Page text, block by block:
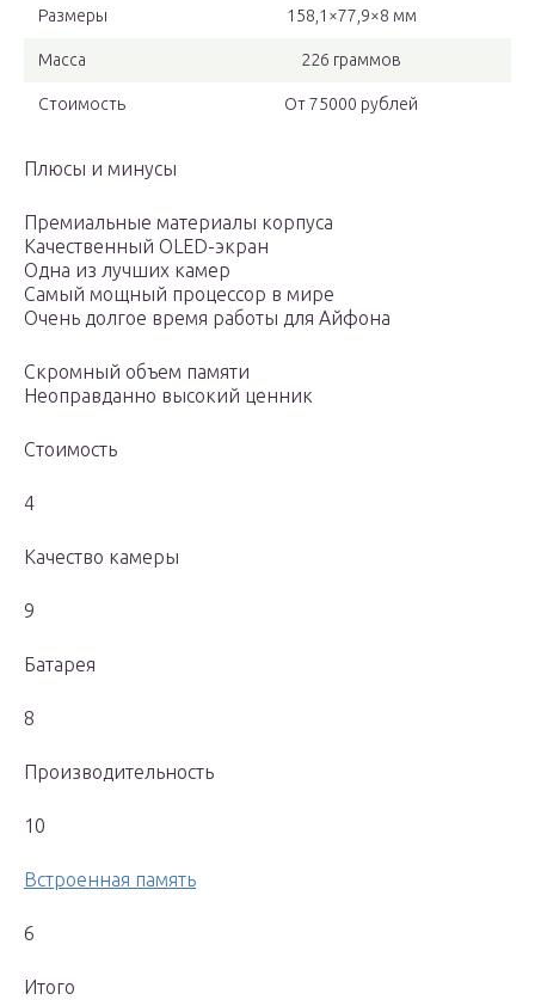
Размеры 158,1×77,9×8 мм
Масса 226 граммов
Стоимость От 75000 рублей
Плюсы и минусы
Премиальные материалы корпуса
Качественный OLED-экран
Одна из лучших камер
Самый мощный процессор в мире
Очень долгое время работы для Айфона
Скромный объем памяти
Неоправданно высокий ценник
Стоимость
4
Качество камеры
9
Батарея
8
Производительность
10
Встроенная память
6
Итого